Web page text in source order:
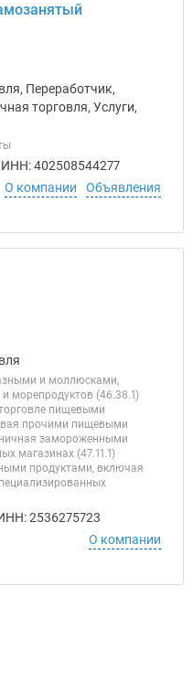
Переработчик,
торговля, Услуги,
402508544277
О компании
Объявления
и моллюсками,
морепродуктов (46.38.1)
пищевыми
прочими пищевыми
замороженными
магазинах (47.11.1)
продуктами, включая
2536275723
О компании